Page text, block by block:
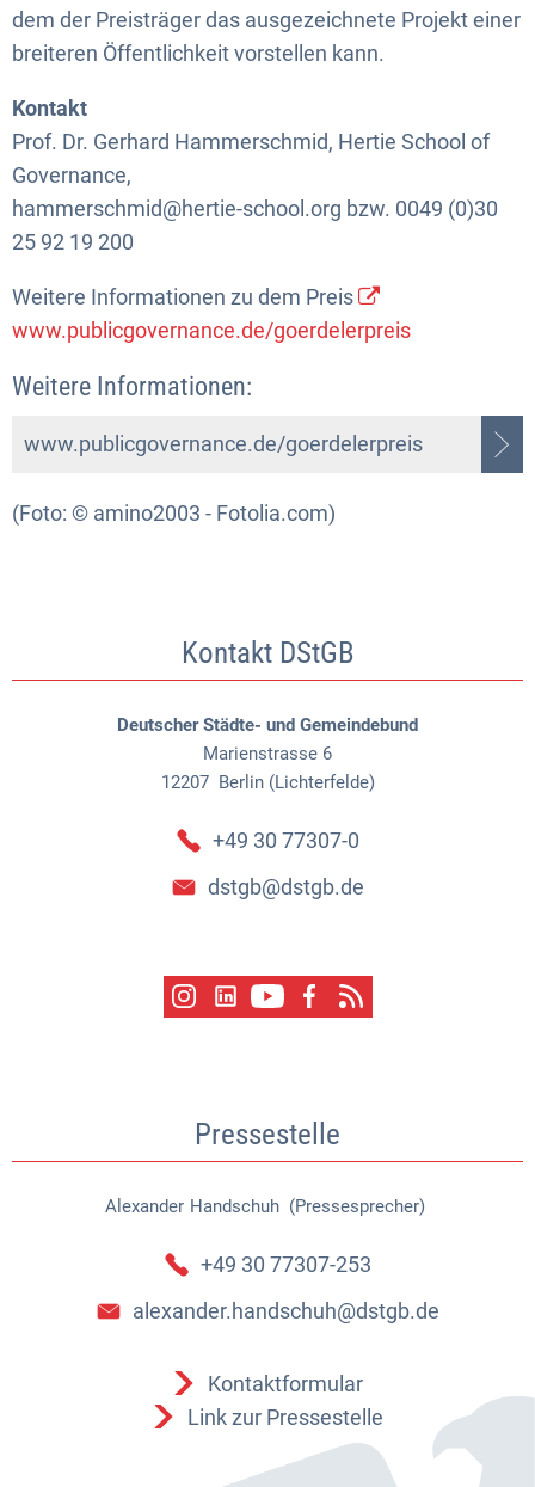
dem der Preisträger das ausgezeichnete Projekt einer
breiteren Öffentlichkeit vorstellen kann.
Kontakt
Prof. Dr. Gerhard Hammerschmid, Hertie School of
Governance,
hammerschmid@hertie-school.org bzw. 0049 (0)30
25 92 19 200
Weitere Informationen zu dem Preis
www.publicgovernance.de/goerdelerpreis
Weitere Informationen:
www.publicgovernance.de/goerdelerpreis
(Foto: © amino2003 - Fotolia.com)
Kontakt DStGB
Deutscher Städte- und Gemeindebund
Marienstrasse 6
12207 Berlin (Lichterfelde)
+49 30 77307-0
dstgb@dstgb.de
Pressestelle
Alexander Handschuh (Pressesprecher)
Alexander Handschuh
+49 30 77307-253
alexander.handschuh@dstgb.de
Kontaktformular
Link zur Pressestelle